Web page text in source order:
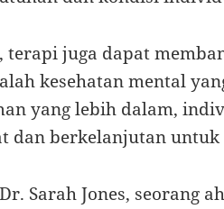
terapi juga dapat
kesehatan mental
yang lebih dalam,
dan berkelanjutan
Sarah Jones, seorang